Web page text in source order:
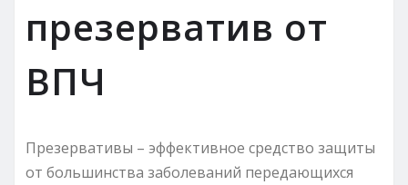
презерватив от
ВПЧ
Презервативы – эффективное средство защиты
от большинства заболеваний передающихся